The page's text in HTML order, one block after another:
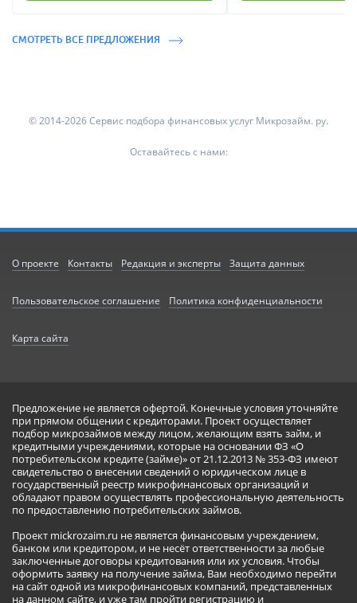
СМОТРЕТЬ ВСЕ ПРЕДЛОЖЕНИЯ
© 2014-2026 Сервис подбора финансовых услуг Микрозайм. ру.
Оставайтесь с нами:
О проекте Контакты Редакция и эксперты Защита данных
Пользовательское соглашение Политика конфиденциальности
Карта сайта
Предложение не является офертой. Конечные условия уточняйте
при прямом общении с кредиторами. Проект осуществляет
подбор микрозаймов между лицом, желающим взять займ, и
кредитными учреждениями, которые на основании ФЗ «О
потребительском кредите (займе)» от 21.12.2013 № 353-ФЗ имеют
свидетельство о внесении сведений о юридическом лице в
государственный реестр микрофинансовых организаций и
обладают правом осуществлять профессиональную деятельность
по предоставлению потребительских займов.
Проект mickrozaim.ru не является финансовым учреждением,
банком или кредитором, и не несёт ответственности за любые
заключенные договоры кредитования или их условия. Чтобы
оформить заявку на получение займа, Вам необходимо перейти
на сайт одной из микрофинансовых компаний, представленных
на данном сайте, и уже там пройти регистрацию и